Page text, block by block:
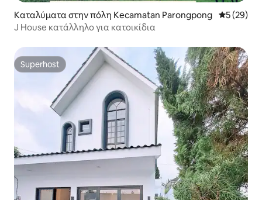
Καταλύματα στην πόλη Kecamatan Parongpong Μέση
5 (29)
J House κατάλληλο για κατοικίδια
Superhost
Superhost